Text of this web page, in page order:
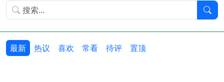
最新 热议 喜欢 常看 待评 置顶